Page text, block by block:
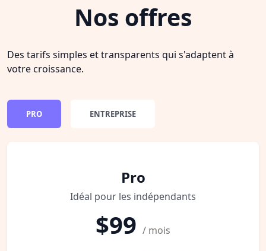
Nos offres
Des tarifs simples et transparents qui s'adaptent à
votre croissance.
PRO ENTREPRISE
Pro
Idéal pour les indépendants
$99 / mois